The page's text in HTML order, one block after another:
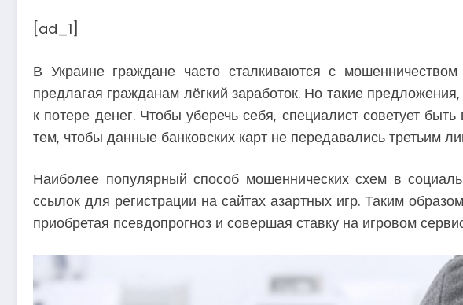
[ad_1]
В Украине граждане часто сталкиваются с
предлагая гражданам лёгкий заработок. Но такие
к потере денег. Чтобы уберечь себя, специалист советует
тем, чтобы данные банковских карт не передавались третьим
Наиболее популярный способ мошеннических схем в
ссылок для регистрации на сайтах азартных игр. Таким
приобретая псевдопрогноз и совершая ставку на игровом